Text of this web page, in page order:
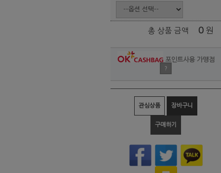
총 상품 금액 0 원
포인트사용 가맹점
?
관심상품 장바구니
구매하기